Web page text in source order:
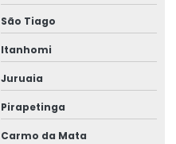
São Tiago
Itanhomi
Juruaia
Pirapetinga
Carmo da Mata